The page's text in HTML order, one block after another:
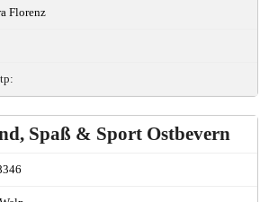
Florenz
Spaß & Sport Ostbevern